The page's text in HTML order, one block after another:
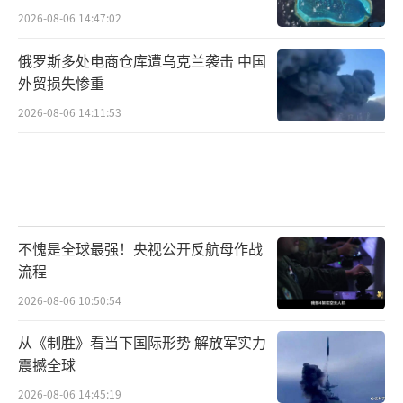
2026-08-06 14:47:02
俄罗斯多处电商仓库遭乌克兰袭击 中国
外贸损失惨重
2026-08-06 14:11:53
不愧是全球最强！央视公开反航母作战
流程
2026-08-06 10:50:54
从《制胜》看当下国际形势 解放军实力
震撼全球
2026-08-06 14:45:19